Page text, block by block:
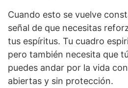
Cuando esto se vuelve
señal de que necesitas
tus espíritus. Tu cuadro
pero también necesita que
puedes andar por la vida
abiertas y sin protección.